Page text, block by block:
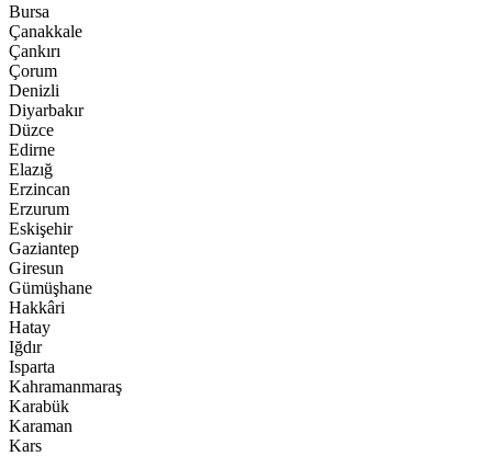
Bursa
Çanakkale
Çankırı
Çorum
Denizli
Diyarbakır
Düzce
Edirne
Elazığ
Erzincan
Erzurum
Eskişehir
Gaziantep
Giresun
Gümüşhane
Hakkâri
Hatay
Iğdır
Isparta
Kahramanmaraş
Karabük
Karaman
Kars